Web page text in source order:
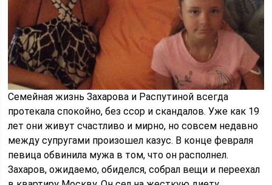
Семейная жизнь Захарова и Распутиной всегда
протекала спокойно, без ссор и скандалов. Уже как 19
лет они живут счастливо и мирно, но совсем недавно
между супругами произошел казус. В конце февраля
певица обвинила мужа в том, что он располнел.
Захаров, ожидаемо, обиделся, собрал вещи и переехал